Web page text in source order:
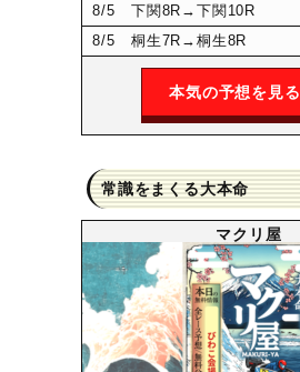
8/5 下関8R →下関10R
8/5 桐生7R →桐生8R
本気の予想を見る
常識をまくる大本命
マクリ屋